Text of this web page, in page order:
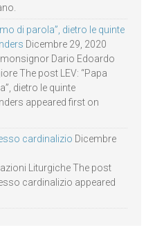
di parola”, dietro le quinte
Dicembre 29, 2020
Dario Edoardo
The post LEV: “Papa
dietro le quinte
appeared first on
cardinalizio Dicembre
Liturgiche The post
cardinalizio appeared